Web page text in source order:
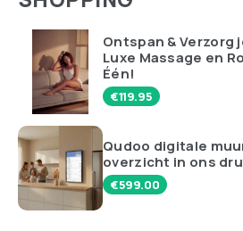
Ontspan & Verzorg
Luxe Massage en
Één!
€119.95
Qudoo digitale
overzicht in ons
€599.00